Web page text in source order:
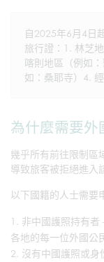
自2025年6月4日
旅行證：1. 林芝
喀則地區（例如
如：桑耶寺）4.
為什麼需要外
幾乎所有前往限制區
導致旅客被拒絕進入
以下國籍的人士需要
非中國護照持有者
各地的每一位外國公
沒有中國護照或身